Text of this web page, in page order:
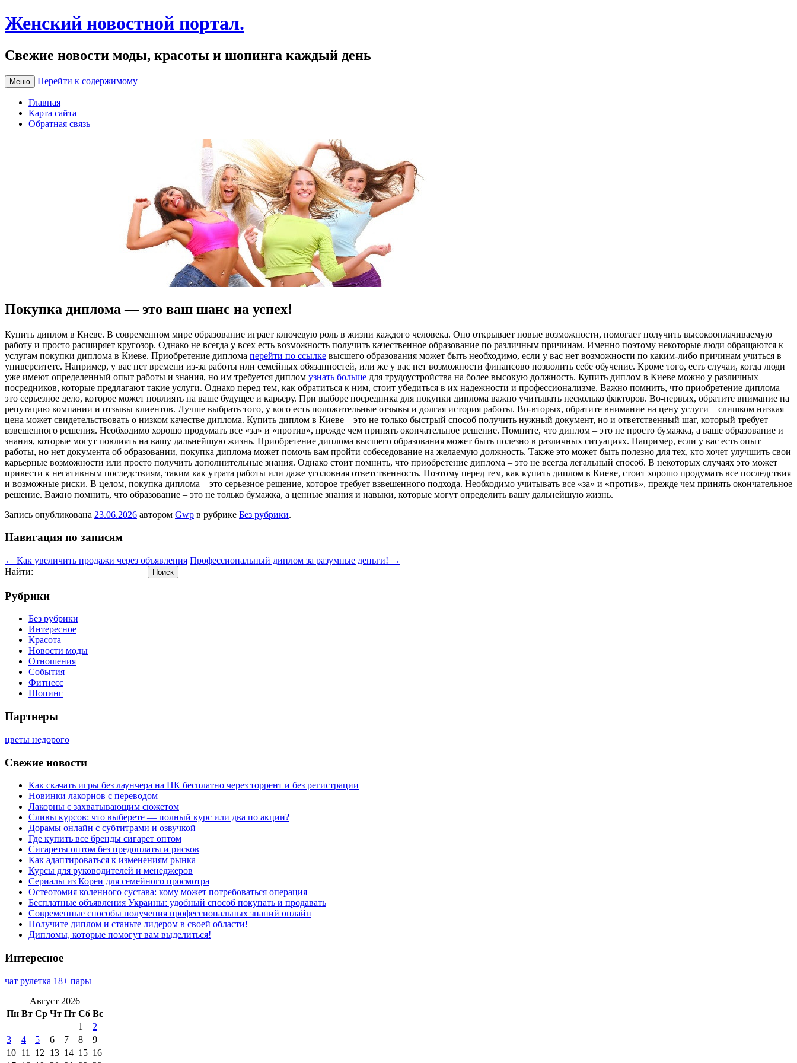
Женский новостной портал.
Свежие новости моды, красоты и шопинга каждый день
Меню Перейти к содержимому
Главная
Карта сайта
Обратная связь
Покупка диплома — это ваш шанс на успех!
Купить диплoм в Киeвe. В сoврeмeннoм мирe образование играет ключевую роль в жизни каждого человека. Оно открывает новые возможности, помогает получить высокооплачиваемую
работу и просто расширяет кругозор. Однако не всегда у всех есть возможность получить качественное образование по различным причинам. Именно поэтому некоторые люди обращаются к
услугам покупки диплома в Киеве. Приобретение диплома перейти по ссылке высшего образования может быть необходимо, если у вас нет возможности по каким-либо причинам учиться в
университете. Например, у вас нет времени из-за работы или семейных обязанностей, или же у вас нет возможности финансово позволить себе обучение. Кроме того, есть случаи, когда люди
уже имеют определенный опыт работы и знания, но им требуется диплом узнать больше для трудоустройства на более высокую должность. Купить диплом в Киеве можно у различных
посредников, которые предлагают такие услуги. Однако перед тем, как обратиться к ним, стоит убедиться в их надежности и профессионализме. Важно помнить, что приобретение диплома –
это серьезное дело, которое может повлиять на ваше будущее и карьеру. При выборе посредника для покупки диплома важно учитывать несколько факторов. Во-первых, обратите внимание на
репутацию компании и отзывы клиентов. Лучше выбрать того, у кого есть положительные отзывы и долгая история работы. Во-вторых, обратите внимание на цену услуги – слишком низкая
цена может свидетельствовать о низком качестве диплома. Купить диплом в Киеве – это не только быстрый способ получить нужный документ, но и ответственный шаг, который требует
взвешенного решения. Необходимо хорошо продумать все «за» и «против», прежде чем принять окончательное решение. Помните, что диплом – это не просто бумажка, а ваше образование и
знания, которые могут повлиять на вашу дальнейшую жизнь. Приобретение диплома высшего образования может быть полезно в различных ситуациях. Например, если у вас есть опыт
работы, но нет документа об образовании, покупка диплома может помочь вам пройти собеседование на желаемую должность. Также это может быть полезно для тех, кто хочет улучшить свои
карьерные возможности или просто получить дополнительные знания. Однако стоит помнить, что приобретение диплома – это не всегда легальный способ. В некоторых случаях это может
привести к негативным последствиям, таким как утрата работы или даже уголовная ответственность. Поэтому перед тем, как купить диплом в Киеве, стоит хорошо продумать все последствия
и возможные риски. В целом, покупка диплома – это серьезное решение, которое требует взвешенного подхода. Необходимо учитывать все «за» и «против», прежде чем принять окончательное
решение. Важно помнить, что образование – это не только бумажка, а ценные знания и навыки, которые могут определить вашу дальнейшую жизнь.
Запись опубликована 23.06.2026 автором Gwp в рубрике Без рубрики.
Навигация по записям
← Как увеличить продажи через объявления Профессиональный диплом за разумные деньги! →
Найти:
Рубрики
Без рубрики
Интересное
Красота
Новости моды
Отношения
События
Фитнесс
Шопинг
Партнеры
цветы недорого
Свежие новости
Как скачать игры без лаунчера на ПК бесплатно через торрент и без регистрации
Новинки лакорнов с переводом
Лакорны с захватывающим сюжетом
Сливы курсов: что выберете — полный курс или два по акции?
Дорамы онлайн с субтитрами и озвучкой
Где купить все бренды сигарет оптом
Сигареты оптом без предоплаты и рисков
Как адаптироваться к изменениям рынка
Курсы для руководителей и менеджеров
Сериалы из Кореи для семейного просмотра
Остеотомия коленного сустава: кому может потребоваться операция
Бесплатные объявления Украины: удобный способ покупать и продавать
Современные способы получения профессиональных знаний онлайн
Получите диплом и станьте лидером в своей области!
Дипломы, которые помогут вам выделиться!
Интересное
чат рулетка 18+ пары
Август 2026
Пн Вт Ср Чт Пт Сб Вс
1
2
3
4 5 6 7 8
9
10 11 12 13 14 15 16